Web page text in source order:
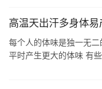
高温天出汗多身体易
每个人的体味是独一无
平时产生更大的体味 有